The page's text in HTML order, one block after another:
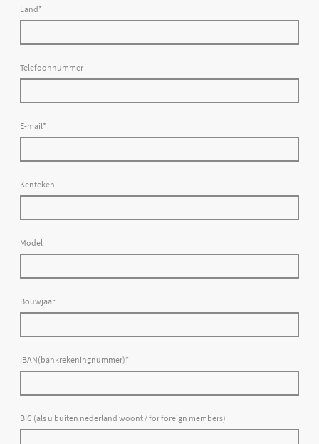
Land*
Telefoonnummer
E-mail*
Kenteken
Model
Bouwjaar
IBAN(bankrekeningnummer)*
BIC (als u buiten nederland woont / for foreign members)